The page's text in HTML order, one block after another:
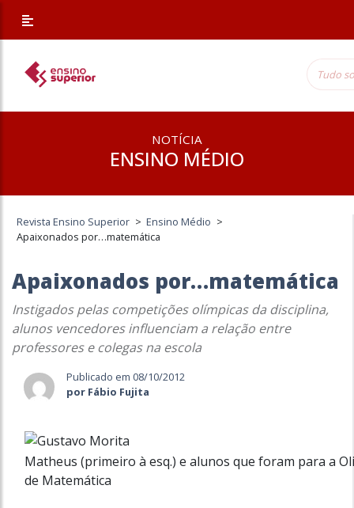
NOTÍCIA
ENSINO MÉDIO
Revista Ensino Superior > Ensino Médio >
Apaixonados por…matemática
Apaixonados por…matemática
Instigados pelas competições olímpicas da disciplina,
alunos vencedores influenciam a relação entre
professores e colegas na escola
Publicado em 08/10/2012
por Fábio Fujita
Matheus (primeiro à esq.) e alunos que foram para a
de Matemática